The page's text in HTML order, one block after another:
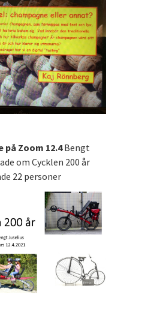
på Zoom 12.4Bengt
om Cycklen 200 år
22 personer